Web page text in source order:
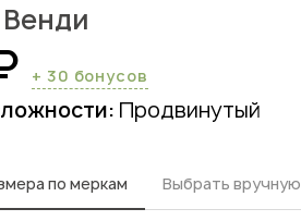
+ 30 бонусов
Продвинутый
по меркам Выбрать вручную